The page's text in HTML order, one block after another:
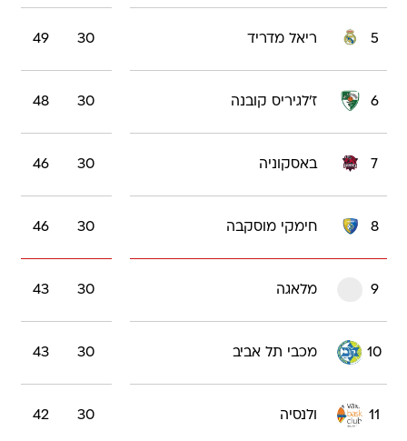
5 ריאל מדריד 30
49
6 ז'לגיריס קובנה 30
48
7 באסקוניה 30
46
8 חימקי מוסקבה 30
46
9 מלאגה 30
43
10 מכבי תל אביב 30
43
11 ולנסיה 30
42